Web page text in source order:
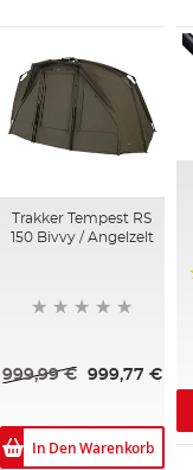
Trakker Tempest RS
150 Bivvy / Angelzelt
999,99 € 999,77 €
In Den Warenkorb